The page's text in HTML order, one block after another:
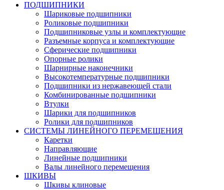
ПОДШИПНИКИ
Шариковые подшипники
Роликовые подшипники
Подшипниковые узлы и комплектующие
Разъемные корпуса и комплектующие
Сферические подшипники
Опорные ролики
Шарнирные наконечники
Высокотемпературные подшипники
Подшипники из нержавеющей стали
Комбинированные подшипники
Втулки
Шарики для подшипников
Ролики для подшипников
СИСТЕМЫ ЛИНЕЙНОГО ПЕРЕМЕЩЕНИЯ
Каретки
Направляющие
Линейные подшипники
Валы линейного перемещения
ШКИВЫ
Шкивы клиновые